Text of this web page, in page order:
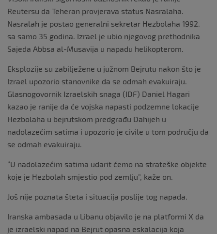
Reutersu da Teheran provjerava status Nasralaha.
Nasralah je postao generalni sekretar Hezbolaha 1992.
sa samo 35 godina. Izrael je ubio njegovog prethodnika
Sajeda Abbsa al-Musavija u napadu helikopterom.
Eksplozije su zabilježene u južnom Bejrutu nakon što je
Izrael upozorio stanovnike da se odmah evakuiraju.
Glasnogovornik Izraelskih snaga (IDF) Daniel Hagari
kazao je ranije da će vojska napasti podzemne lokacije
Hezbolaha u bejrutskom predgrađu Dahijeh u
nadolazećim satima i upozorio je civile u tom području da
se odmah evakuiraju.
“U nadolazećim satima udarit ćemo na strateške objekte
koje je Hezbolah smjestio pod zemlju”, kaže on.
Još nije poznata šteta i situacija poslije tog napada.
Iranska ambasada u Libanu objavilo je na platformi X da
je izraelski napad na Bejrut opasna eskalacija koja